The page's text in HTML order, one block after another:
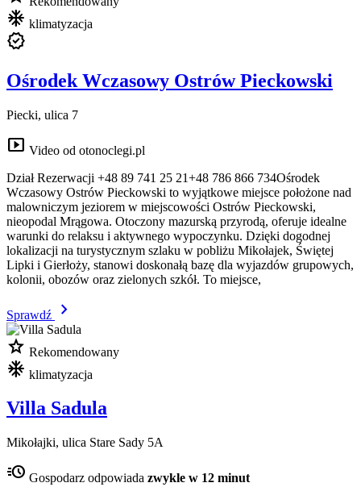
mode_cool klimatyzacja
verified
Ośrodek Wczasowy Ostrów Pieckowski
Piecki, ulica 7
smart_display Video od otonoclegi.pl
Dział Rezerwacji +48 89 741 25 21+48 786 866 734Ośrodek
Wczasowy Ostrów Pieckowski to wyjątkowe miejsce położone nad
malowniczym jeziorem w miejscowości Ostrów Pieckowski,
nieopodal Mrągowa. Otoczony mazurską przyrodą, oferuje idealne
warunki do relaksu i aktywnego wypoczynku. Dzięki dogodnej
lokalizacji na turystycznym szlaku w pobliżu Mikołajek, Świętej
Lipki i Gierłoży, stanowi doskonałą bazę dla wyjazdów grupowych,
kolonii, obozów oraz zielonych szkół. To miejsce,
Sprawdź
chevron_right
star Rekomendowany
mode_cool klimatyzacja
Villa Sadula
Mikołajki, ulica Stare Sady 5A
acute Gospodarz odpowiada zwykle w 12 minut